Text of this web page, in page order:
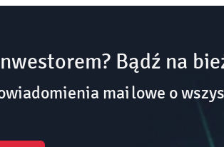
Bądź na
mailowe o